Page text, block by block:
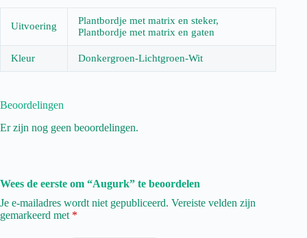
Uitvoering
Plantbordje met matrix en steker,
Plantbordje met matrix en gaten
Kleur Donkergroen-Lichtgroen-Wit
Beoordelingen
Er zijn nog geen beoordelingen.
Wees de eerste om “Augurk” te beoordelen
Je e-mailadres wordt niet gepubliceerd. Vereiste velden zijn
gemarkeerd met *